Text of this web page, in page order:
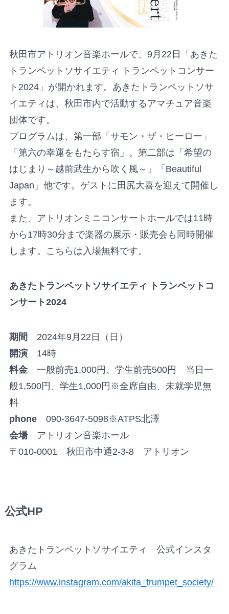
秋田市アトリオン音楽ホールで、9月22日「あきた
トランペットソサイエティ トランペットコンサー
ト2024」が開かれます。あきたトランペットソサ
イエティは、秋田市内で活動するアマチュア音楽
団体です。
プログラムは、第一部「サモン・ザ・ヒーロー」
「第六の幸運をもたらす宿」。第二部は「希望の
はじまり～越前武生から吹く風～」「Beautiful
Japan」他です。ゲストに田尻大喜を迎えて開催し
ます。
また、アトリオンミニコンサートホールでは11時
から17時30分まで楽器の展示・販売会も同時開催
します。こちらは入場無料です。
あきたトランペットソサイエティ トランペットコ
ンサート2024
期間 2024年9月22日（日）
開演14時
料金一般前売1,000円、学生前売500円 当日一
般1,500円、学生1,000円※全席自由、未就学児無
料
phone090-3647-5098※ATPS北澤
会場アトリオン音楽ホール
〒010-0001 秋田市中通2-3-8 アトリオン
公式HP
あきたトランペットソサイエティ 公式インスタ
グラム
https://www.instagram.com/akita_trumpet_society/